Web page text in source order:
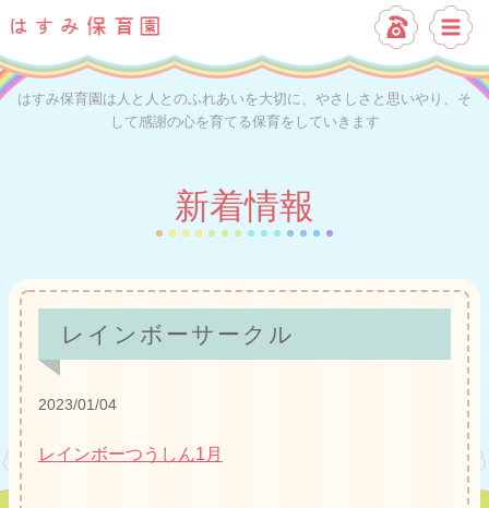
はすみ保育園は人と人とのふれあいを大切に、やさしさと思いやり、そ
して感謝の心を育てる保育をしていきます
新着情報
レインボーサークル
2023/01/04
レインボーつうしん1月